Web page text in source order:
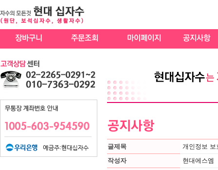
글제목
개인정보 보
작성자
현대에스엠